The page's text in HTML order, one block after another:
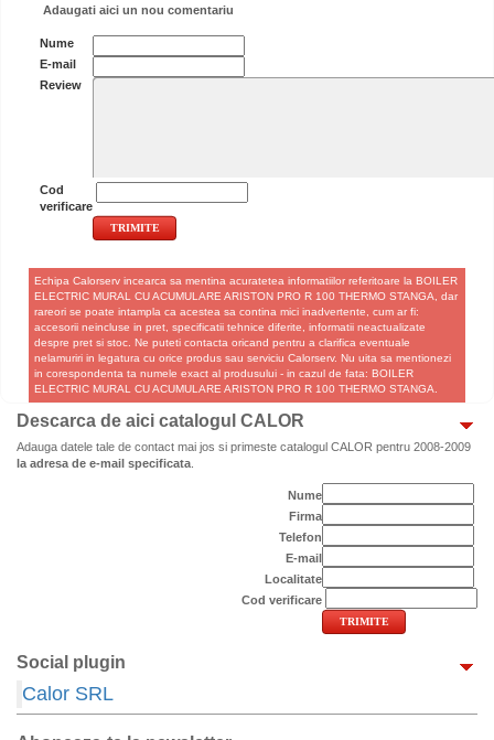
Adaugati aici un nou comentariu
Nume
E-mail
Review
Cod
verificare
Echipa Calorserv incearca sa mentina acuratetea informatiilor referitoare la BOILER
ELECTRIC MURAL CU ACUMULARE ARISTON PRO R 100 THERMO STANGA, dar
rareori se poate intampla ca acestea sa contina mici inadvertente, cum ar fi:
accesorii neincluse in pret, specificatii tehnice diferite, informatii neactualizate
despre pret si stoc. Ne puteti contacta oricand pentru a clarifica eventuale
nelamuriri in legatura cu orice produs sau serviciu Calorserv. Nu uita sa mentionezi
in corespondenta ta numele exact al produsului - in cazul de fata: BOILER
ELECTRIC MURAL CU ACUMULARE ARISTON PRO R 100 THERMO STANGA.
Descarca de aici catalogul CALOR
Adauga datele tale de contact mai jos si primeste catalogul CALOR pentru 2008-2009
la adresa de e-mail specificata
Nume
Firma
Telefon
E-mail
Localitate
Cod verificare
Social plugin
Calor SRL